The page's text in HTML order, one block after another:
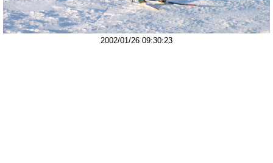
2002/01/26 09:30:23